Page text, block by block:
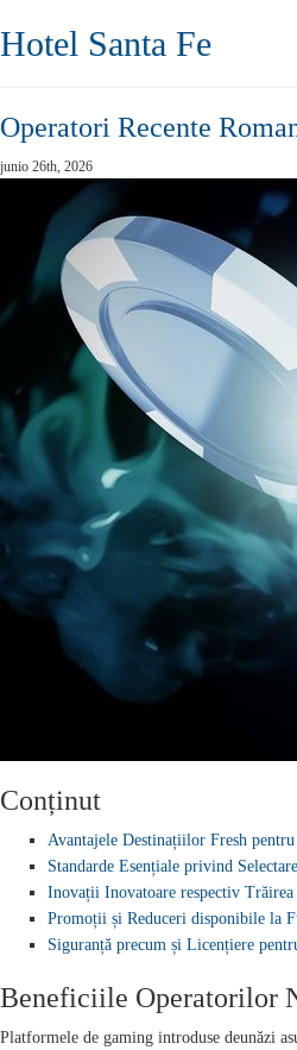
Hotel Santa Fe
Operatori Recente
junio 26th, 2026
Conținut
Avantajele Destinațiilor Fresh
Standarde Esențiale privind
Inovații Inovatoare respectiv
Promoții și Reduceri disponibile la
Siguranță precum și Licențiere
Beneficiile Operatorilor
Platformele de gaming introduse deunăzi